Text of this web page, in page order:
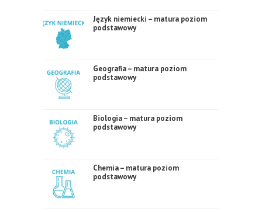
Język niemiecki – matura poziom
podstawowy
Geografia – matura poziom
podstawowy
Biologia – matura poziom
podstawowy
Chemia – matura poziom
podstawowy